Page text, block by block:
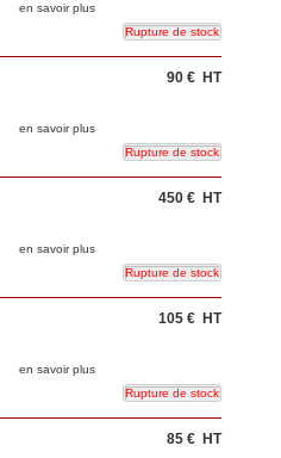
en savoir plus
en savoir plus
HT
90 €
en savoir plus
HT
450 €
en savoir plus
HT
105 €
HT
85 €